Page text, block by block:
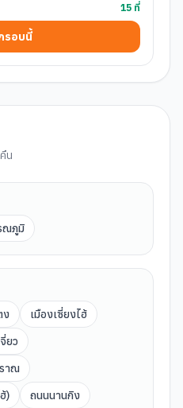
15 ที่
รอบนี้
น
ณภูมิ
ง
เมืองเซี่ยงไฮ้
ยว
าณ
)
ถนนนานกิง